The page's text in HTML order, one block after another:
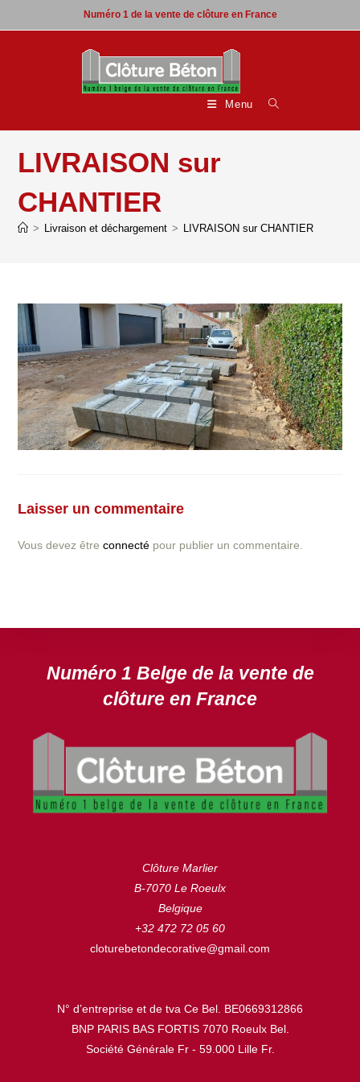
to
Numéro 1 de la vente de clôture en France
Menu
LIVRAISON sur
CHANTIER
> Livraison et déchargement > LIVRAISON sur CHANTIER
Laisser un commentaire
Vous devez êtreconnecté pour publier un commentaire.
N’hésitez pas à nous contacter ! nous vous proposerons
projet.
Numéro 1 Belge de la vente de
clôture en France
Clôture Marlier
B-7070 Le Roeulx
Belgique
+32 472 72 05 60
cloturebetondecorative@gmail.com
N° d’entreprise et de tva Ce Bel. BE0669312866
BNP PARIS BAS FORTIS 7070 Roeulx Bel.
Société Générale Fr - 59.000 Lille Fr.